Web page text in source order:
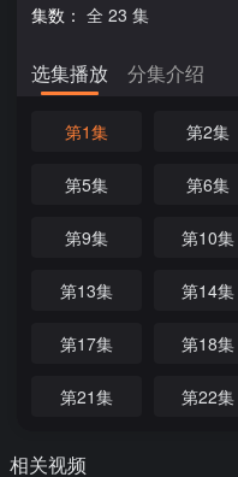
集数： 全 23 集
选集播放 分集介绍
第1集 第2集
第5集 第6集
第9集 第10集
第13集 第14集
第17集 第18集
第21集 第22集
相关视频